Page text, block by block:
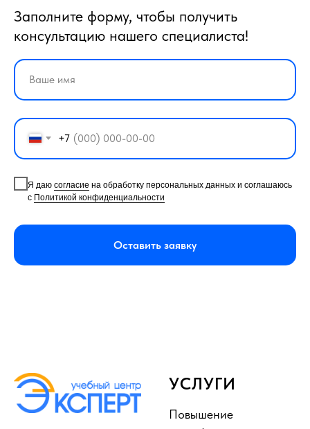
Заполните форму, чтобы получить
консультацию нашего специалиста!
+7
Я даю согласие на обработку персональных данных и соглашаюсь
с Политикой конфиденциальности
Оставить заявку
УСЛУГИ
Повышение